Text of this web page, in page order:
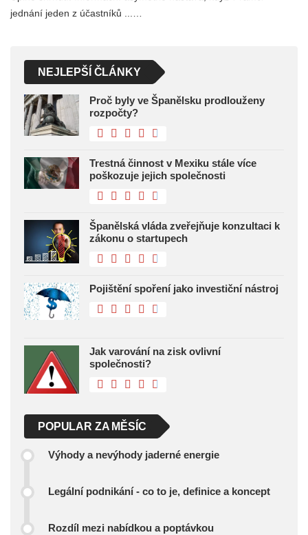
jednání jeden z účastníků ...…
NEJLEPŠÍ ČLÁNKY
Proč byly ve Španělsku prodlouženy
rozpočty?
Trestná činnost v Mexiku stále více
poškozuje jejich společnosti
Španělská vláda zveřejňuje konzultaci k
zákonu o startupech
Pojištění spoření jako investiční nástroj
Jak varování na zisk ovlivní
společnosti?
POPULAR ZA MĚSÍC
Výhody a nevýhody jaderné energie
Legální podnikání - co to je, definice a koncept
Rozdíl mezi nabídkou a poptávkou